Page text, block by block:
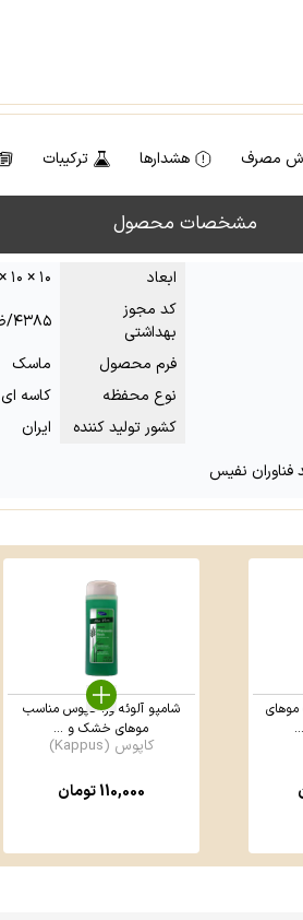
مصرف هشدارها ترکیبات
مشخصات محصول
ابعاد
۱۰ × ۱۰ × ۹ سانتیمتر
کد مجوز
بهداشتی
۴۳۸۵/ظ/۵۶
فرم محصول
ماسک
نوع محفظه
کاسه ای
کشور تولید کننده
ایران
فناوران نفیس
شامپو آلوئه ورا کاپوس مناسب
موهای خشک و ...
کاپوس (Kappus)
110,000تومان